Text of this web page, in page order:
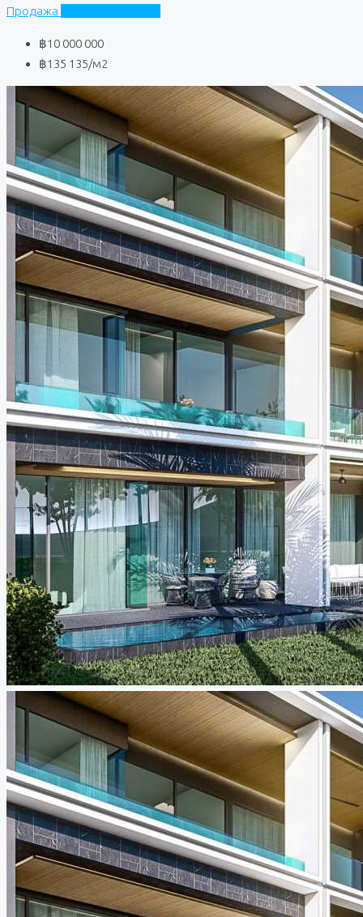
Продажа
฿10 000 000
฿135 135/м2